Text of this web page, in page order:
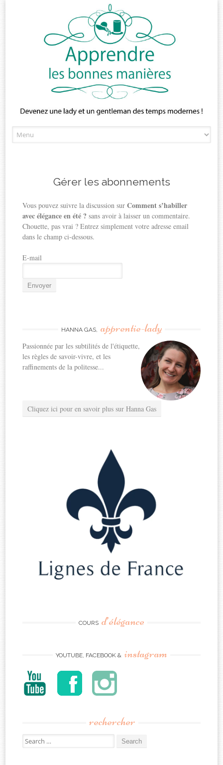
to
Gérer les abonnements
Vous pouvez suivre la discussion surComment s’habiller
avec élégance en été ? sans avoir à laisser un commentaire.
Chouette, pas vrai ? Entrez simplement votre adresse email
dans le champ ci-dessous.
E-mail
HANNA GAS, apprentie-lady
Passionnée par les subtilités de l'étiquette,
les règles de savoir-vivre, et les
raffinements de la politesse...
Cliquez ici pour en savoir plus sur Hanna Gas
COURS d’élégance
YOUTUBE, FACEBOOK & instagram
rechercher
Search
for: